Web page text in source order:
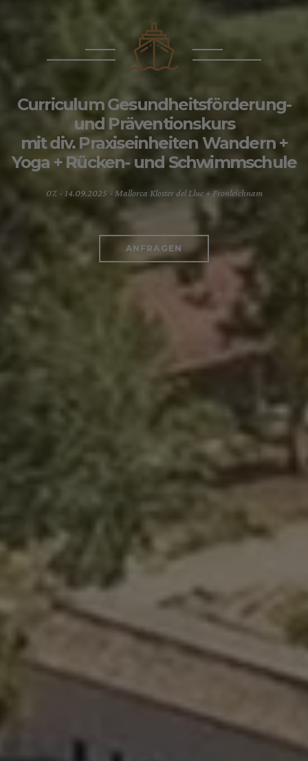
Curriculum Gesundheitsförderung-
und Präventionskurs
mit div. Praxiseinheiten Wandern +
Yoga + Rücken- und Schwimmschule
07. - 14.09.2025 - Mallorca Kloster del Lluc + Fronleichnam
ANFRAGEN